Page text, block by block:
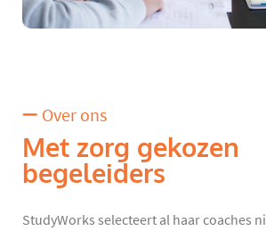
Over ons
Met zorg gekozen
begeleiders
StudyWorks selecteert al haar coaches